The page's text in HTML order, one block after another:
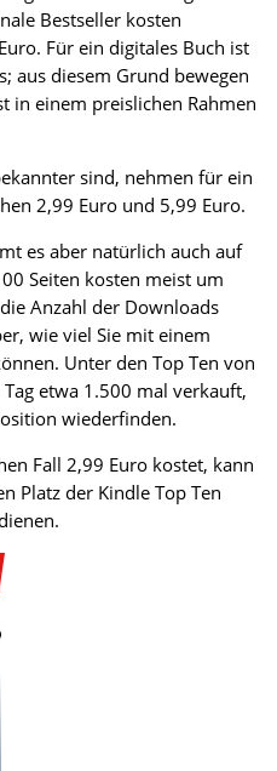
Bestseller kosten
Für ein digitales Buch ist
aus diesem Grund bewegen
in einem preislichen Rahmen
sind, nehmen für ein
2,99 Euro und 5,99 Euro.
es aber natürlich auch auf
Seiten kosten meist um
Anzahl der Downloads
wie viel Sie mit einem
Unter den Top Ten von
etwa 1.500 mal verkauft,
wiederfinden.
Fall 2,99 Euro kostet, kann
Platz der Kindle Top Ten